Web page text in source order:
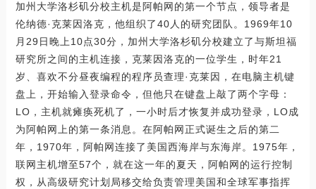
加州大学洛杉矶分校主机是阿帕网的第一个节点，领导者是
伦纳德·克莱因洛克，他组织了40人的研究团队。1969年10
月29日晚上10点30分，加州大学洛杉矶分校建立了与斯坦福
研究所之间的主机连接，克莱因洛克的一位学生，时年21
岁、喜欢不分昼夜编程的程序员查理·克莱因，在电脑主机键
盘上，开始输入登录命令，但他只在键盘上敲了两个字母：
LO，主机就瘫痪死机了，一小时后才恢复并成功登录，LO成
为阿帕网上的第一条消息。在阿帕网正式诞生之后的第二
年，1970年，阿帕网连接了美国西海岸与东海岸。1975年，
联网主机增至57个，就在这一年的夏天，阿帕网的运行控制
权，从高级研究计划局移交给负责管理美国和全球军事指挥